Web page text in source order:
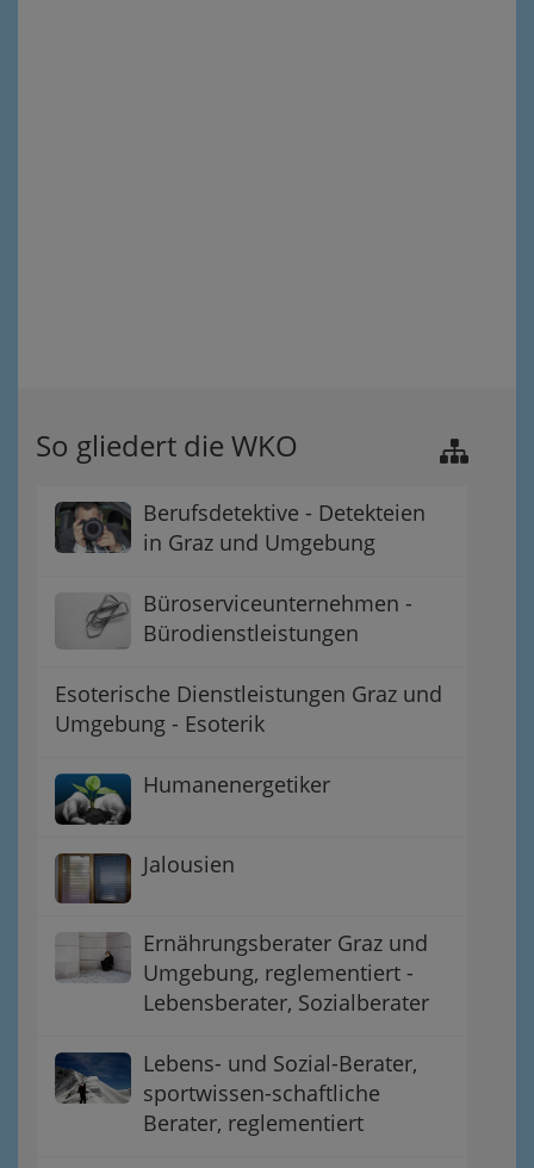
So gliedert die WKO
Berufsdetektive - Detekteien
in Graz und Umgebung
Büroserviceunternehmen -
Bürodienstleistungen
Esoterische Dienstleistungen Graz und
Umgebung - Esoterik
Humanenergetiker
Jalousien
Ernährungsberater Graz und
Umgebung, reglementiert -
Lebensberater, Sozialberater
Lebens- und Sozial-Berater,
sportwissen-schaftliche
Berater, reglementiert